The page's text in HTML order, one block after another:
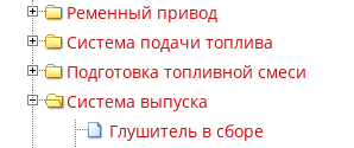
Ременный привод
Система подачи топлива
Подготовка топливной смеси
Система выпуска
Глушитель в сборе